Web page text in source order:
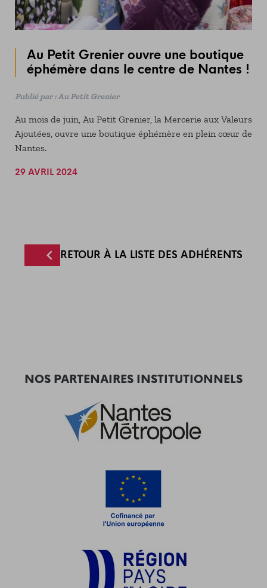
Au Petit Grenier ouvre une boutique
éphémère dans le centre de Nantes !
Publié par : Au Petit Grenier
Au mois de juin, Au Petit Grenier, la Mercerie aux Valeurs
Ajoutées, ouvre une boutique éphémère en plein cœur de
Nantes.
29 AVRIL 2024
RETOUR À LA LISTE DES ADHÉRENTS
NOS PARTENAIRES INSTITUTIONNELS